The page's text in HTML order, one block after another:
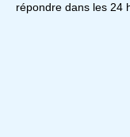
répondre dans les 24